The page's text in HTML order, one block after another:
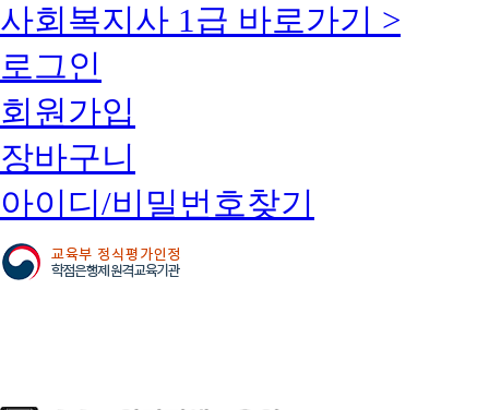
사회복지사 1급 바로가기 >
로그인
회원가입
장바구니
아이디/비밀번호찾기